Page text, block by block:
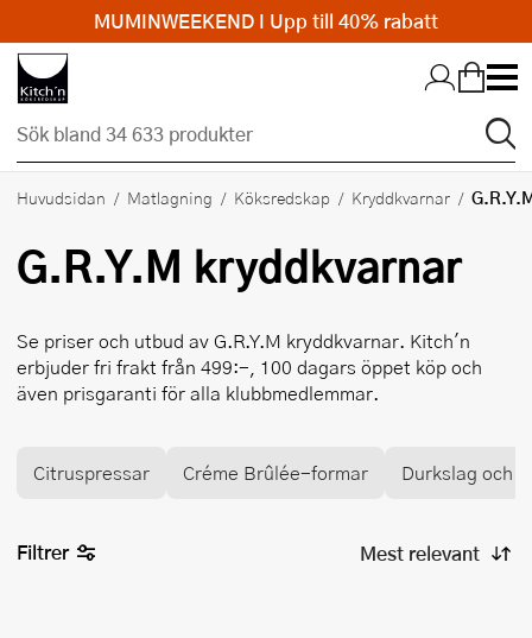
Hopp till huvudinnehållet
Huvudsidan Matlagning Köksredskap Kryddkvarnar
G.R.Y.M kryddkvarnar
Se priser och utbud avG.R.Y.M kryddkvarnar. Kitch'n
erbjuder fri frakt från 499:-, 100 dagars öppet köp och
även prisgaranti för alla klubbmedlemmar.
Citruspressar Créme Brûlée-formar Durkslag och
Filtrer
MUMINWEEKEND I Upp till 40% rabatt